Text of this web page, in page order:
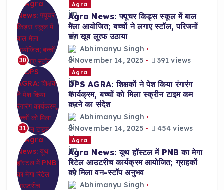
30
Agra
Agra News: फ्यूचर किड्स स्कूल में बाल
मेला आयोजित; बच्चों ने लगाए स्टॉल, परिजनों
संग खूब लुत्फ उठाया
Abhimanyu Singh
November 14, 2025
391 views
31
Agra
DPS AGRA: शिक्षकों ने पेश किया रंगारंग
कार्यक्रम, बच्चों को मिला स्क्रीन टाइम कम
करने का संदेश
Abhimanyu Singh
November 14, 2025
454 views
Agra
Agra News: यूथ हॉस्टल में PNB का मेगा
रिटेल आउटरीच कार्यक्रम आयोजित; ग्राहकों
को मिला वन-स्टॉप अनुभव
Abhimanyu Singh